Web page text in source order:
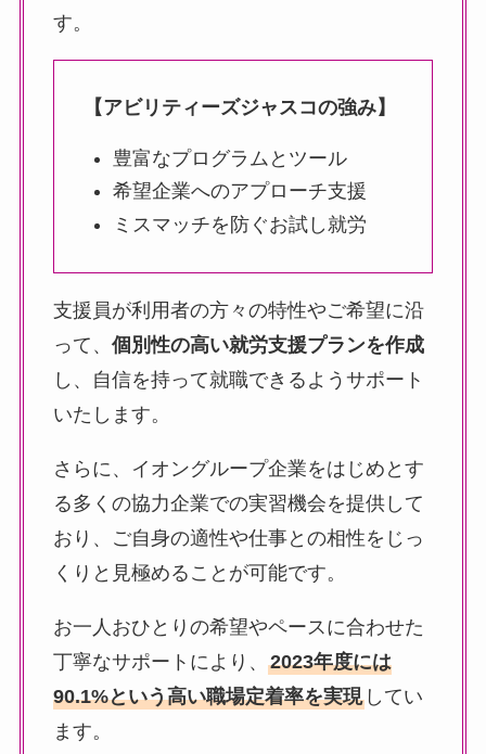
す。
【アビリティーズジャスコの強み】
豊富なプログラムとツール
希望企業へのアプローチ支援
ミスマッチを防ぐお試し就労
支援員が利用者の方々の特性やご希望に沿
って、 個別性の高い就労支援プランを作成
し、自信を持って就職できるようサポート
いたします。
さらに、イオングループ企業をはじめとす
る多くの協力企業での実習機会を提供して
おり、ご自身の適性や仕事との相性をじっ
くりと見極めることが可能です。
お一人おひとりの希望やペースに合わせた
丁寧なサポートにより、 2023年度には
90.1%という高い職場定着率を実現してい
ます。